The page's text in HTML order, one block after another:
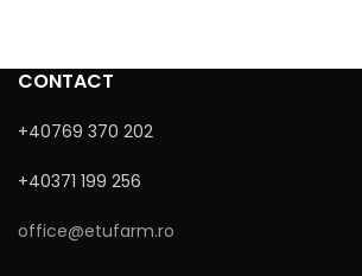
CONTACT
+40769 370 202
+40371 199 256
office@etufarm.ro